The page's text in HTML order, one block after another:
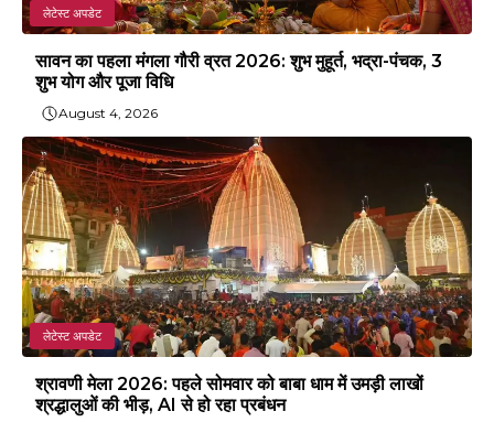
लेटेस्ट अपडेट
सावन का पहला मंगला गौरी व्रत 2026: शुभ मुहूर्त, भद्रा-पंचक, 3
शुभ योग और पूजा विधि
August 4, 2026
लेटेस्ट अपडेट
श्रावणी मेला 2026: पहले सोमवार को बाबा धाम में उमड़ी लाखों
श्रद्धालुओं की भीड़, AI से हो रहा प्रबंधन